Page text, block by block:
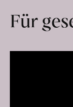
Für